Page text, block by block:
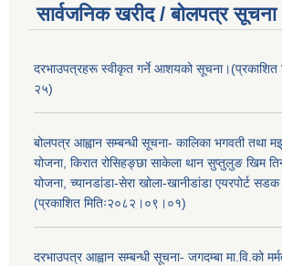
सार्वजनिक खरीद / बोलपत्र सूचना
दरभाउपत्रहरू स्वीकृत गर्ने आशयको सूचना।(प्रकाशित
२५)
बोलपत्र आह्वान सम्बन्धी सूचना- कालिका भगवती तथा
योजना, किरात रोसिहङ्छा साकेला थान सुप्तुलुङ खिम
योजना, च्यानडांडा-सेरा खोला-खानीडांडा एयरपोर्ट सडक
(प्रकाशित मितिः२०८२।०९।०१)
दरभाउपत्र आह्वान सम्बन्धी सूचना- जगदम्बा मा.वि.को